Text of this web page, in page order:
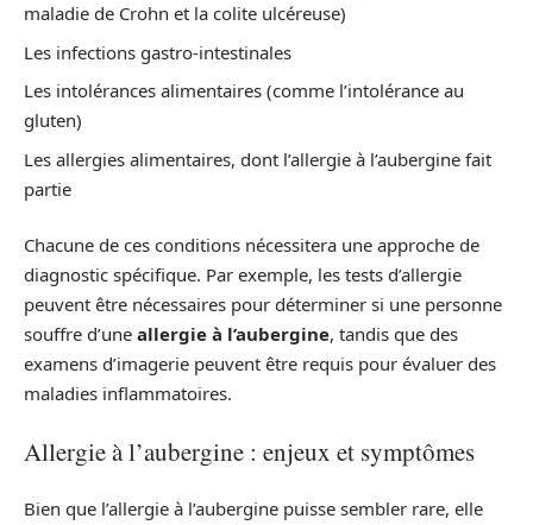
maladie de Crohn et la colite ulcéreuse)
Les infections gastro-intestinales
Les intolérances alimentaires (comme l’intolérance au
gluten)
Les allergies alimentaires, dont l’allergie à l’aubergine fait
partie
Chacune de ces conditions nécessitera une approche de
diagnostic spécifique. Par exemple, les tests d’allergie
peuvent être nécessaires pour déterminer si une personne
souffre d’une allergie à l’aubergine, tandis que des
examens d’imagerie peuvent être requis pour évaluer des
maladies inflammatoires.
Allergie à l’aubergine : enjeux et symptômes
Bien que l’allergie à l’aubergine puisse sembler rare, elle